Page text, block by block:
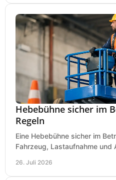
Hebebühne sicher im
Regeln
Eine Hebebühne sicher im
Fahrzeug, Lastaufnahme
26. Juli 2026